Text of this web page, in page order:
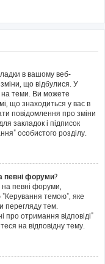
в вашому веб-
що відбулися. У
на теми. Ви можете
що знаходиться у вас в
повідомлення про зміни
закладок і підписок
особистого розділу.
певні форуми?
на певні форуми,
темою", яке
перегляду тем.
про отримання відповіді"
на відповідну тему.